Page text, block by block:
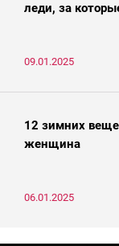
леди, за
09.01.2025
12 зимних
женщина
06.01.2025